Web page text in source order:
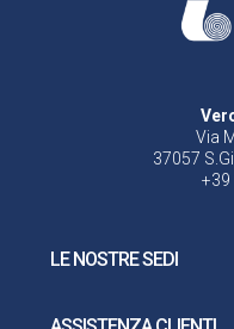
Via
37057
+39
LE NOSTRE SEDI